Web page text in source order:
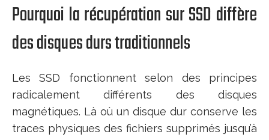
Pourquoi la récupération sur SSD diffère
des disques durs traditionnels
Les SSD fonctionnent selon des principes
radicalement différents des disques
magnétiques. Là où un disque dur conserve les
traces physiques des fichiers supprimés jusqu’à